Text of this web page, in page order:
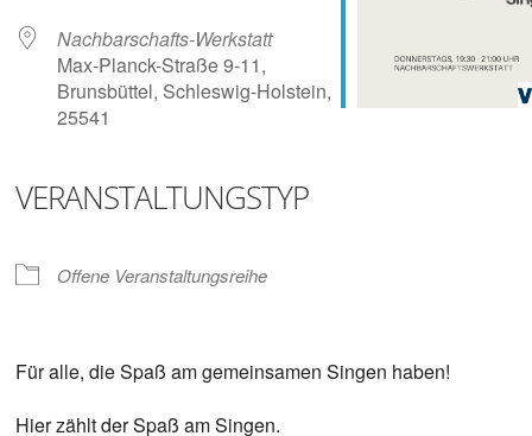
Nachbarschafts-Werkstatt
Max-Planck-Straße 9-11,
Brunsbüttel, Schleswig-Holstein,
25541
VERANSTALTUNGSTYP
Offene Veranstaltungsreihe
Für alle, die Spaß am gemeinsamen Singen haben!
Hier zählt der Spaß am Singen.